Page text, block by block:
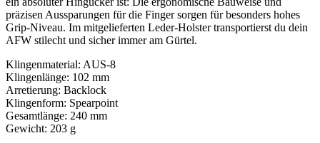
präzisen Aussparungen für die Finger sorgen für besonders hohes
Grip-Niveau. Im mitgelieferten Leder-Holster transportierst du dein
AFW stilecht und sicher immer am Gürtel.
Klingenmaterial: AUS-8
Klingenlänge: 102 mm
Arretierung: Backlock
Klingenform: Spearpoint
Gesamtlänge: 240 mm
Gewicht: 203 g